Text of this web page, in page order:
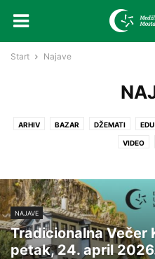
Start Najave
ARHIV BAZAR DŽEMATI EDU
VIDEO
NAJAVE
Tradicionalna Večer
petak, 24. april